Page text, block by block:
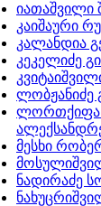
იათაშვილი
კაიშაური
კალანდია
კეკელიძე
ლობჟანიძე
მესხი
ნადირაძე